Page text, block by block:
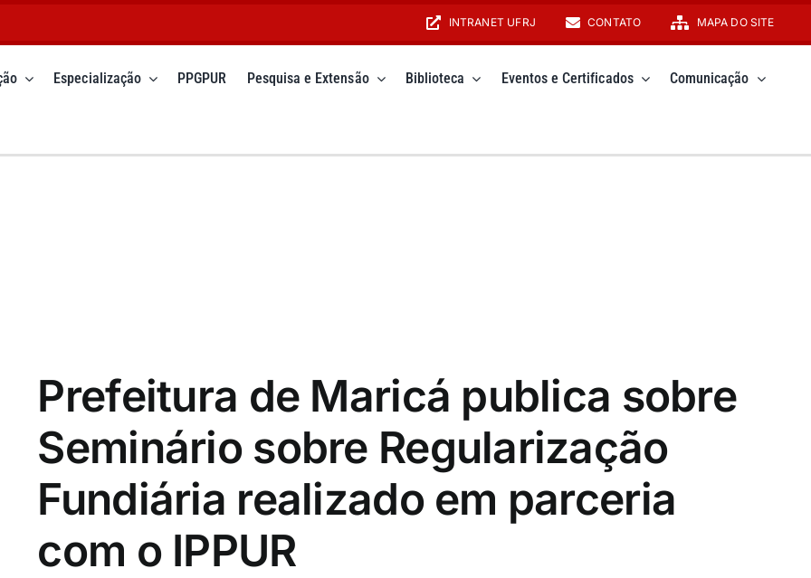
INTRANET UFRJ CONTATO MAPA DO SITE
Especialização PPGPUR Pesquisa e Extensão Biblioteca Eventos e Certificados Comunicação
Prefeitura de Maricá publica sobre
Seminário sobre Regularização
Fundiária realizado em parceria
com o IPPUR